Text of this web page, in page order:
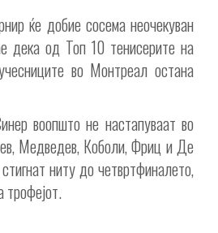
ќе добие сосема неочекуван
дека од Топ 10 тенисерите на
во Монтреал остана
воопшто не настапуваат во
Медведев, Коболи, Фриц и Де
ниту до четвртфиналето,
трофејот.